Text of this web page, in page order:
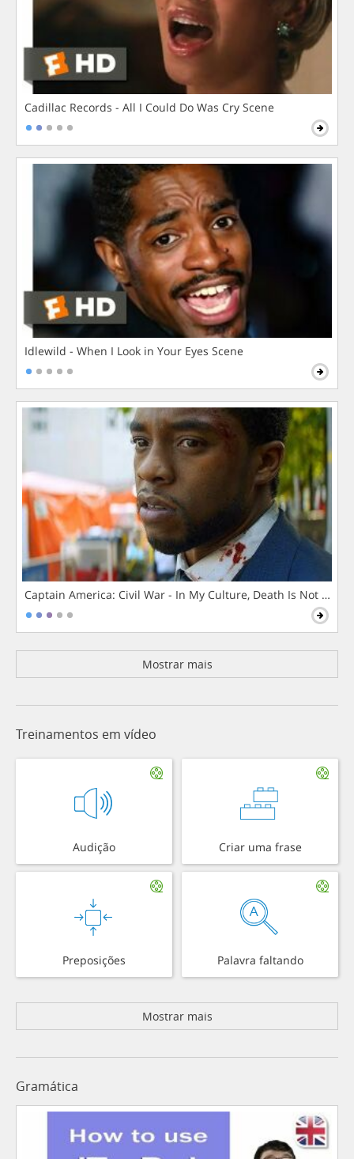
Cadillac Records - All I Could Do Was Cry Scene
Idlewild - When I Look in Your Eyes Scene
Captain America: Civil War - In My Culture, Death Is Not The
Mostrar mais
Treinamentos em vídeo
Audição Criar uma frase
Preposições Palavra faltando
Mostrar mais
Gramática